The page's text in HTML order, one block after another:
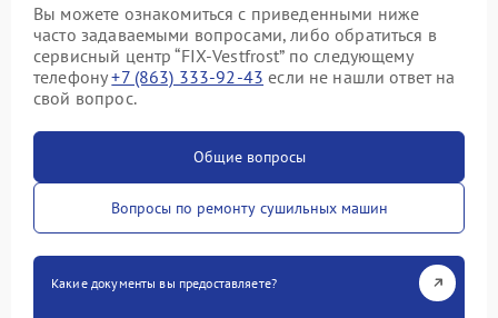
Вы можете ознакомиться с приведенными ниже
часто задаваемыми вопросами, либо обратиться в
сервисный центр “FIX-Vestfrost” по следующему
телефону+7 (863) 333-92-43 если не нашли ответ на
свой вопрос.
Общие вопросы
Вопросы по ремонту сушильных машин
Какие документы вы предоставляете?